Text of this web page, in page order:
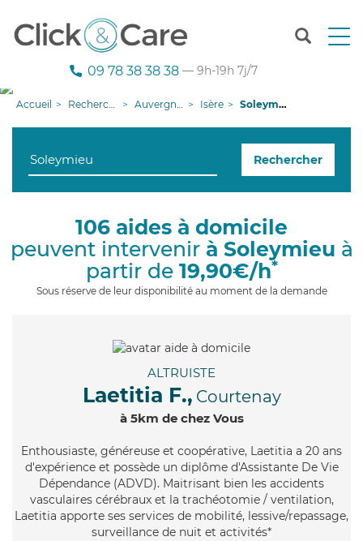
T
n
g
09 78 38 38 38 — 9h-19h 7j/7
Accueil Recherche aide à domicile Auvergne-Rhône-Alpes Isère Soleymieu
Rechercher
106 aides à domicile
peuvent intervenir à Soleymieu à
partir de 19,90€/h*
Sous réserve de leur disponibilité au moment de la demande
ALTRUISTE
Laetitia F., Courtenay
à 5km de chez Vous
Enthousiaste, généreuse et coopérative, Laetitia a 20 ans
d'expérience et possède un diplôme d'Assistante De Vie
Dépendance (ADVD). Maitrisant bien les accidents
vasculaires cérébraux et la trachéotomie / ventilation,
Laetitia apporte ses services de mobilité, lessive/repassage,
surveillance de nuit et activités*